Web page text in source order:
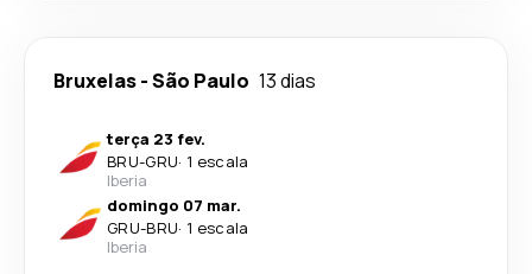
Bruxelas-São Paulo 13 dias
terça 23 fev.
BRU-GRU· 1 escala
Iberia
domingo 07 mar.
GRU-BRU· 1 escala
Iberia